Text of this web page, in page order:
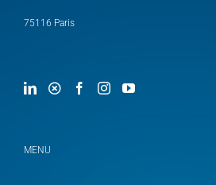
75116 Paris
MENU